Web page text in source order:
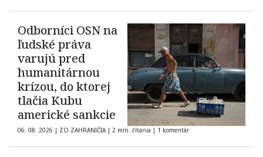
Odborníci OSN na
ľudské práva
varujú pred
humanitárnou
krízou, do ktorej
tlačia Kubu
americké sankcie
06. 08. 2026 | ZO ZAHRANIČIA | 2 min. čítania | 1 komentár